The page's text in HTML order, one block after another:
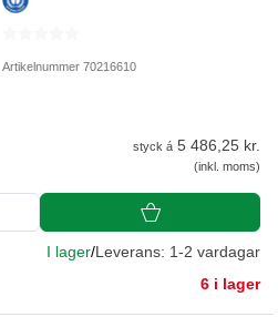
Artikelnummer 70216610
styck á 5 486,25 kr.
(inkl. moms)
I lager/Leverans: 1-2 vardagar
6 i lager